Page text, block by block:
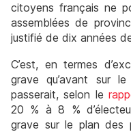
citoyens français ne
assemblées de
justifié de dix années
C’est, en termes
grave qu’avant sur
passerait, selon le
20 % à 8 %
grave sur le plan des